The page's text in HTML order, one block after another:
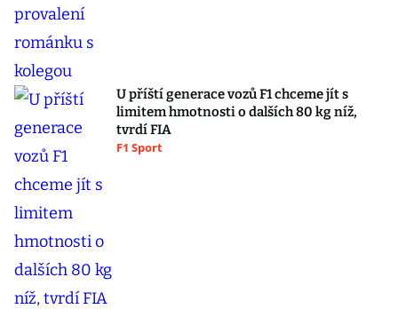
U příští generace vozů F1 chceme jít s
limitem hmotnosti o dalších 80 kg níž,
tvrdí FIA
F1 Sport